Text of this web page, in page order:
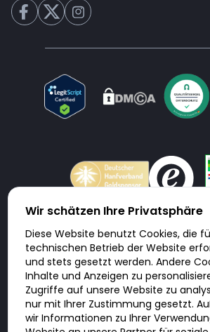
Doktorabc.com ist eine Vermittlungsplattform.
keine Internetapotheke. Doktorabc bietet keine
sonstige Produkte an oder liefert diese.
Produkten, Medikamenten und Preisen auf der
kein Angebot von Doktorabc an Sie. Für die
geltenden Gesetze und sonstigen
selbst verantwortlich. Die Nutzung unseres
Sie erfolgt auf eigenes Risiko und in eigener
diese Internetseite aus eigener Initiative zu
Wir schätzen Ihre Privatsphäre
Diese Website benutzt Cookies, die
technischen Betrieb der Website
und stets gesetzt werden. Andere
Inhalte und Anzeigen zu
Zugriffe auf unsere Website zu
nur mit Ihrer Zustimmung gesetzt.
wir Informationen zu Ihrer